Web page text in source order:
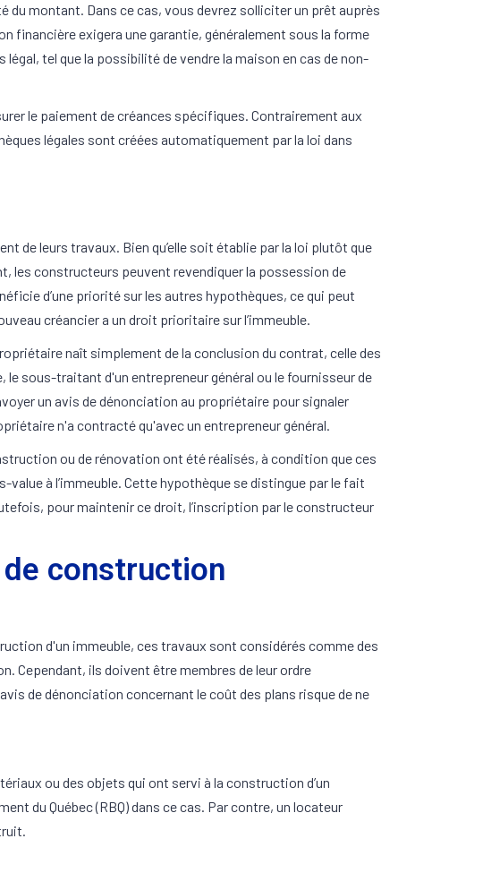
du montant. Dans ce cas, vous devrez solliciter un prêt auprès
exigera une garantie, généralement sous la forme
tel que la possibilité de vendre la maison en cas de non-
le paiement de créances spécifiques. Contrairement aux
légales sont créées automatiquement par la loi dans
de leurs travaux. Bien qu’elle soit établie par la loi plutôt que
les constructeurs peuvent revendiquer la possession de
d’une priorité sur les autres hypothèques, ce qui peut
créancier a un droit prioritaire sur l’immeuble.
naît simplement de la conclusion du contrat, celle des
sous-traitant d'un entrepreneur général ou le fournisseur de
un avis de dénonciation au propriétaire pour signaler
n'a contracté qu'avec un entrepreneur général.
ou de rénovation ont été réalisés, à condition que ces
à l’immeuble. Cette hypothèque se distingue par le fait
pour maintenir ce droit, l’inscription par le constructeur
construction
d'un immeuble, ces travaux sont considérés comme des
Cependant, ils doivent être membres de leur ordre
de dénonciation concernant le coût des plans risque de ne
ou des objets qui ont servi à la construction d’un
du Québec (RBQ) dans ce cas. Par contre, un locateur